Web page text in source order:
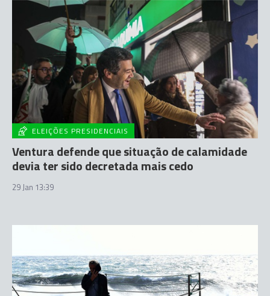
ELEIÇÕES PRESIDENCIAIS
Ventura defende que situação de calamidade
devia ter sido decretada mais cedo
29 Jan 13:39